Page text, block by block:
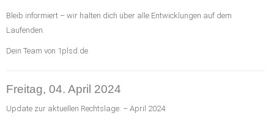
Bleib informiert – wir halten dich über alle Entwicklungen auf dem
Laufenden.
Dein Team von 1plsd.de
Freitag, 04. April 2024
Update zur aktuellen Rechtslage: – April 2024: